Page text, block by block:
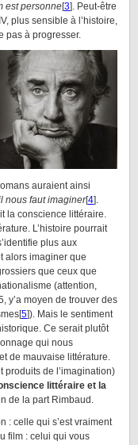
est personne[3]. Peut-être
plus sensible à l’histoire,
pas à progresser.
auraient ainsi
nous faut imaginer[4].
la conscience littéraire.
L’histoire pourrait
plus aux
alors imaginer que
que ceux que
(attention,
y’a moyen de trouver des
5]). Mais le sentiment
Ce serait plutôt
qui nous
de mauvaise littérature.
produits de l’imagination)
littéraire et la
de la part Rimbaud.
: celle qui s’est vraiment
film : celui qui vous